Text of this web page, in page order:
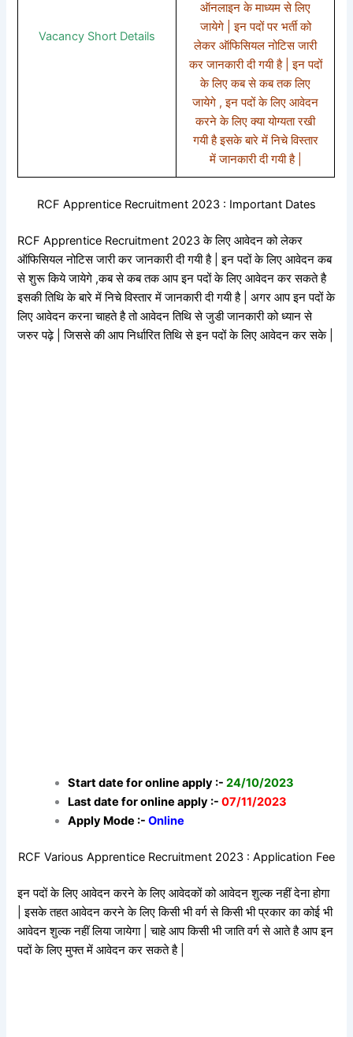
Vacancy Short Details
ऑनलाइन के माध्यम से लिए
जायेगे | इन पदों पर भर्ती को
लेकर ऑफिसियल नोटिस जारी
कर जानकारी दी गयी है | इन पदों
के लिए कब से कब तक लिए
जायेगे , इन पदों के लिए आवेदन
करने के लिए क्या योग्यता रखी
गयी है इसके बारे में निचे विस्तार
में जानकारी दी गयी है |
RCF Apprentice Recruitment 2023 : Important Dates
RCF Apprentice Recruitment 2023 के लिए आवेदन को लेकर
ऑफिसियल नोटिस जारी कर जानकारी दी गयी है | इन पदों के लिए आवेदन कब
से शुरू किये जायेगे ,कब से कब तक आप इन पदों के लिए आवेदन कर सकते है
इसकी तिथि के बारे में निचे विस्तार में जानकारी दी गयी है | अगर आप इन पदों के
लिए आवेदन करना चाहते है तो आवेदन तिथि से जुडी जानकारी को ध्यान से
जरुर पढ़े | जिससे की आप निर्धारित तिथि से इन पदों के लिए आवेदन कर सके |
Start date for online apply :-24/10/2023
Last date for online apply :-07/11/2023
Apply Mode :- Online
RCF Various Apprentice Recruitment 2023 : Application Fee
इन पदों के लिए आवेदन करने के लिए आवेदकों को आवेदन शुल्क नहीं देना होगा
| इसके तहत आवेदन करने के लिए किसी भी वर्ग से किसी भी प्रकार का कोई भी
आवेदन शुल्क नहीं लिया जायेगा | चाहे आप किसी भी जाति वर्ग से आते है आप इन
पदों के लिए मुफ्त में आवेदन कर सकते है |